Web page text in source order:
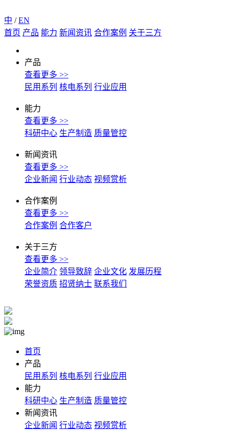
中 /EN
首页 产品 能力 新闻资讯 合作案例 关于三方
产品
查看更多 >>
民用系列 核电系列 行业应用
能力
查看更多 >>
科研中心 生产制造 质量管控
新闻资讯
查看更多 >>
企业新闻 行业动态 视频赏析
合作案例
查看更多 >>
合作案例 合作客户
关于三方
查看更多 >>
企业简介 领导致辞 企业文化 发展历程
荣誉资质 招贤纳士 联系我们
首页
产品
民用系列 核电系列 行业应用
能力
科研中心 生产制造 质量管控
新闻资讯
企业新闻 行业动态 视频赏析